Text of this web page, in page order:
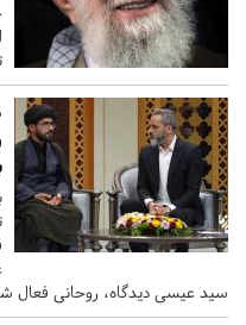
سید عیسی دیدگاه، روحانی فعال